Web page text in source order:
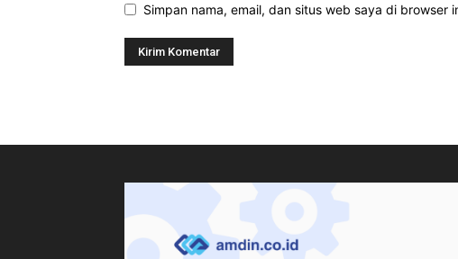
Simpan nama, email, dan situs web saya di browser